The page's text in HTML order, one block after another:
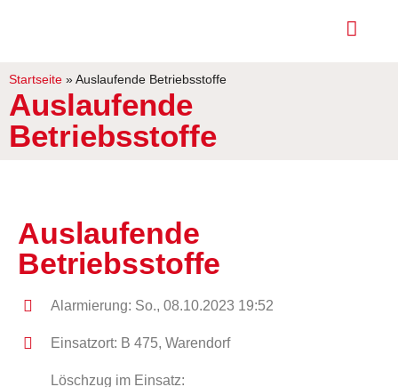
Startseite » Auslaufende Betriebsstoffe
Auslaufende
Betriebsstoffe
Auslaufende
Betriebsstoffe
Alarmierung: So., 08.10.2023 19:52
Einsatzort: B 475, Warendorf
Löschzug im Einsatz: